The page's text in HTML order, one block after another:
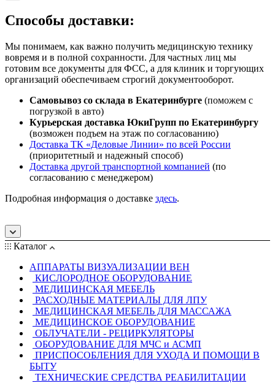
Способы доставки:
Мы понимаем, как важно получить медицинскую технику
вовремя и в полной сохранности. Для частных лиц мы
готовим все документы для ФСС, а для клиник и торгующих
организаций обеспечиваем строгий документооборот.
Самовывоз со склада в Екатеринбурге (поможем с
погрузкой в авто)
Курьерская доставка ЮкиГрупп по Екатеринбургу
(возможен подъем на этаж по согласованию)
Доставка ТК «Деловые Линии» по всей России
(приоритетный и надежный способ)
Доставка другой транспортной компанией (по
согласованию с менеджером)
Подробная информация о доставке здесь.
Каталог
АППАРАТЫ ВИЗУАЛИЗАЦИИ ВЕН
КИСЛОРОДНОЕ ОБОРУДОВАНИЕ
МЕДИЦИНСКАЯ МЕБЕЛЬ
РАСХОДНЫЕ МАТЕРИАЛЫ ДЛЯ ЛПУ
МЕДИЦИНСКАЯ МЕБЕЛЬ ДЛЯ МАССАЖА
МЕДИЦИНСКОЕ ОБОРУДОВАНИЕ
ОБЛУЧАТЕЛИ - РЕЦИРКУЛЯТОРЫ
ОБОРУДОВАНИЕ ДЛЯ МЧС и АСМП
ПРИСПОСОБЛЕНИЯ ДЛЯ УХОДА И ПОМОЩИ В
БЫТУ
ТЕХНИЧЕСКИЕ СРЕДСТВА РЕАБИЛИТАЦИИ